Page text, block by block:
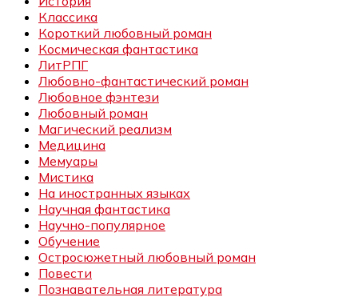
Классика
Короткий любовный роман
Космическая фантастика
ЛитРПГ
Любовно-фантастический роман
Любовное фэнтези
Любовный роман
Магический реализм
Медицина
Мемуары
Мистика
На иностранных языках
Научная фантастика
Научно-популярное
Обучение
Остросюжетный любовный роман
Повести
Познавательная литература